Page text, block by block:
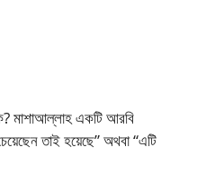
তাই হয়েছে” অথবা “এটি